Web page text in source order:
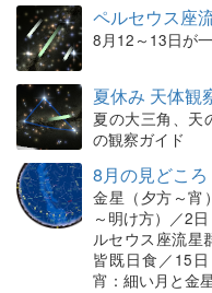
ペルセウス座
8月12～13日が
夏休み 天体観
夏の大三角、天
の観察ガイド
8月の見どころ
金星（夕方～宵
～明け方）／2
ルセウス座流星
皆既日食／15
宵：細い月と金